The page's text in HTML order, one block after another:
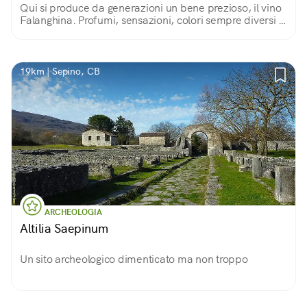
Qui si produce da generazioni un bene prezioso, il vino
Falanghina. Profumi, sensazioni, colori sempre diversi in
19km | Sepino, CB
ARCHEOLOGIA
Altilia Saepinum
Un sito archeologico dimenticato ma non troppo